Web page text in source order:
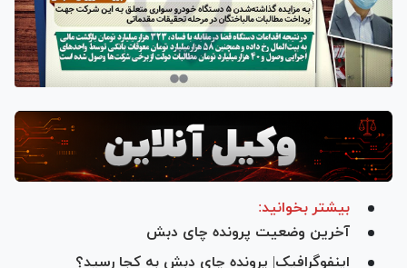
بیشتر بخوانید:
آخرین وضعیت پرونده چای دبش
اینفوگرافیک| پرونده چای دبش به کجا رسید؟